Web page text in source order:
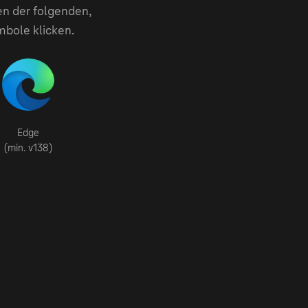
der folgenden,
klicken.
Edge
(min. v138)